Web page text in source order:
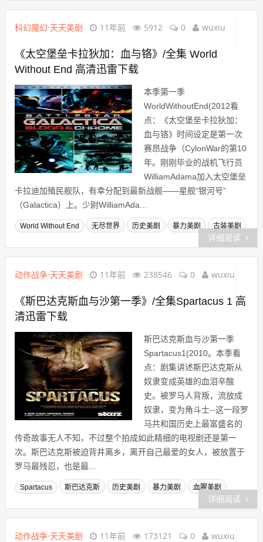
科幻魔幻·天天美剧 11年前 5912 0 wuxiu
《太空堡垒卡拉狄加：血与铬》/全集 World
Without End 高清迅雷下载
本季第一季
WorldWithoutEnd(2012看
点：《太空堡垒卡拉狄加：
血与铬》时间设定是第一次
赛昂战争（CylonWar的第10
年。刚刚毕业的战机飞行员
WilliamAdama加入太空堡垒
卡拉迪加殖民舰队，有幸分配到最新战舰——星舰“银河号”
（Galactica）上。少尉WilliamAda...
World Without End 无尽世界 历史美剧 暴力美剧 古装美剧
详细阅读
动作战争·天天美剧 11年前 238546 0 wuxiu
《斯巴达克斯血与沙第一季》/全集Spartacus 1 高
清迅雷下载
斯巴达克斯血与沙第一季
Spartacus1(2010。本季看
点：剧集讲述斯巴达克斯从
奴隶变成英雄的血泪辛酸
史。被罗马人背叛，流放成
奴隶，变为角斗士--这一段罗
马共和国历史上最富盛名的
传奇故事无人不知，不过整个拍成如此精细的电视剧还是第一
次。斯巴达克斯被迫背井离乡，离开自己最爱的女人，被放置于
罗马最残忍，也是最...
Spartacus 斯巴达克斯 历史美剧 暴力美剧 血腥美剧
详细阅读
动作战争·天天美剧 11年前 173121 0 wuxiu